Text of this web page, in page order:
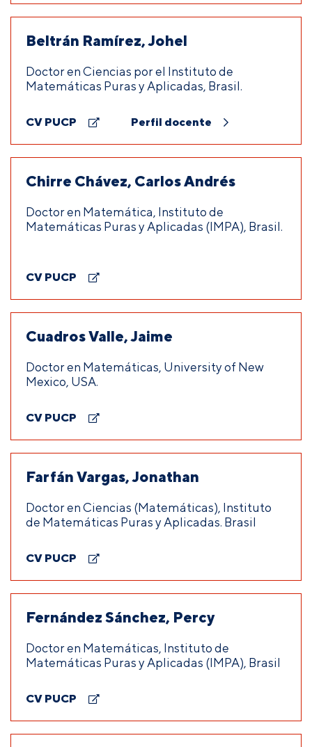
Beltrán Ramírez, Johel
Doctor en Ciencias por el Instituto de
Matemáticas Puras y Aplicadas, Brasil.
CV PUCP Perfil docente
Chirre Chávez, Carlos Andrés
Doctor en Matemática, Instituto de
Matemáticas Puras y Aplicadas (IMPA), Brasil.
CV PUCP
Cuadros Valle, Jaime
Doctor en Matemáticas, University of New
Mexico, USA.
CV PUCP
Farfán Vargas, Jonathan
Doctor en Ciencias (Matemáticas), Instituto
de Matemáticas Puras y Aplicadas. Brasil
CV PUCP
Fernández Sánchez, Percy
Doctor en Matemáticas, Instituto de
Matemáticas Puras y Aplicadas (IMPA), Brasil
CV PUCP